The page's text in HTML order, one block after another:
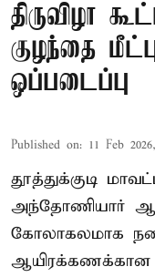
திருவிழா
குழந்தை
ஒப்படைப்பு
Published on: 11 Feb
தூத்துக்குடி
அந்தோணியார்
கோலாகலமாக
ஆயிரக்கணக்கான